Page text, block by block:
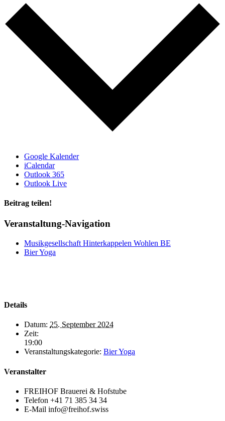
Google Kalender
iCalendar
Outlook 365
Outlook Live
Beitrag teilen!
Facebook
LinkedIn
WhatsApp
E-
Veranstaltung-Navigation
Musikgesellschaft Hinterkappelen Wohlen BE
Bier Yoga
Details
Datum: 25. September 2024
Zeit:
19:00
Veranstaltungskategorie: Bier Yoga
Veranstalter
FREIHOF Brauerei & Hofstube
Telefon +41 71 385 34 34
E-Mail info@freihof.swiss